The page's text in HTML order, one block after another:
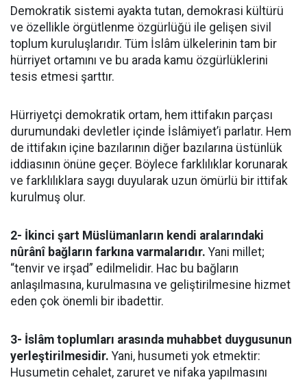
Demokratik sistemi ayakta tutan, demokrasi kültürü
ve özellikle örgütlenme özgürlüğü ile gelişen sivil
toplum kuruluşlarıdır. Tüm İslâm ülkelerinin tam bir
hürriyet ortamını ve bu arada kamu özgürlüklerini
tesis etmesi şarttır.
Hürriyetçi demokratik ortam, hem ittifakın parçası
durumundaki devletler içinde İslâmiyet’i parlatır. Hem
de ittifakın içine bazılarının diğer bazılarına üstünlük
iddiasının önüne geçer. Böylece farklılıklar korunarak
ve farklılıklara saygı duyularak uzun ömürlü bir ittifak
kurulmuş olur.
2- İkinci şart Müslümanların kendi aralarındaki
nûrânî bağların farkına varmalarıdır. Yani millet;
“tenvir ve irşad” edilmelidir. Hac bu bağların
anlaşılmasına, kurulmasına ve geliştirilmesine hizmet
eden çok önemli bir ibadettir.
3- İslâm toplumları arasında muhabbet duygusunun
yerleştirilmesidir. Yani, husumeti yok etmektir:
Husumetin cehalet, zaruret ve nifaka yapılmasını